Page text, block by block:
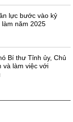
lực bước vào kỷ
làm năm 2025
Bí thư Tỉnh ủy, Chủ
và làm việc với